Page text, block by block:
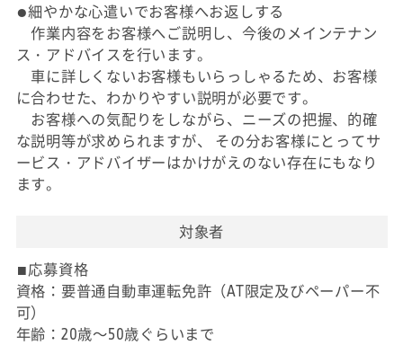
●細やかな心遣いでお客様へお返しする
作業内容をお客様へご説明し、今後のメインテナン
ス・アドバイスを行います。
車に詳しくないお客様もいらっしゃるため、お客様
に合わせた、わかりやすい説明が必要です。
お客様への気配りをしながら、ニーズの把握、的確
な説明等が求められますが、 その分お客様にとってサ
ービス・アドバイザーはかけがえのない存在にもなり
ます。
対象者
■応募資格
資格：要普通自動車運転免許（AT限定及びペーパー不
可）
年齢：20歳～50歳ぐらいまで